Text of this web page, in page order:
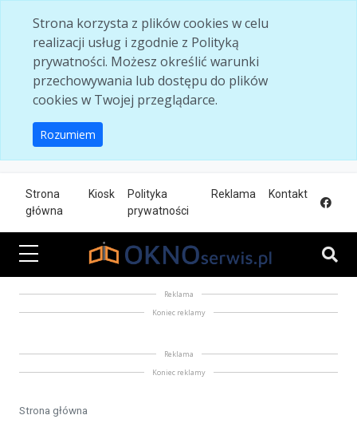
Strona korzysta z plików cookies w celu
realizacji usług i zgodnie z Polityką
prywatności. Możesz określić warunki
przechowywania lub dostępu do plików
cookies w Twojej przeglądarce.
Rozumiem
Strona
główna
Kiosk
Polityka
prywatności
Reklama Kontakt
Reklama
Koniec reklamy
Reklama
Koniec reklamy
Strona główna